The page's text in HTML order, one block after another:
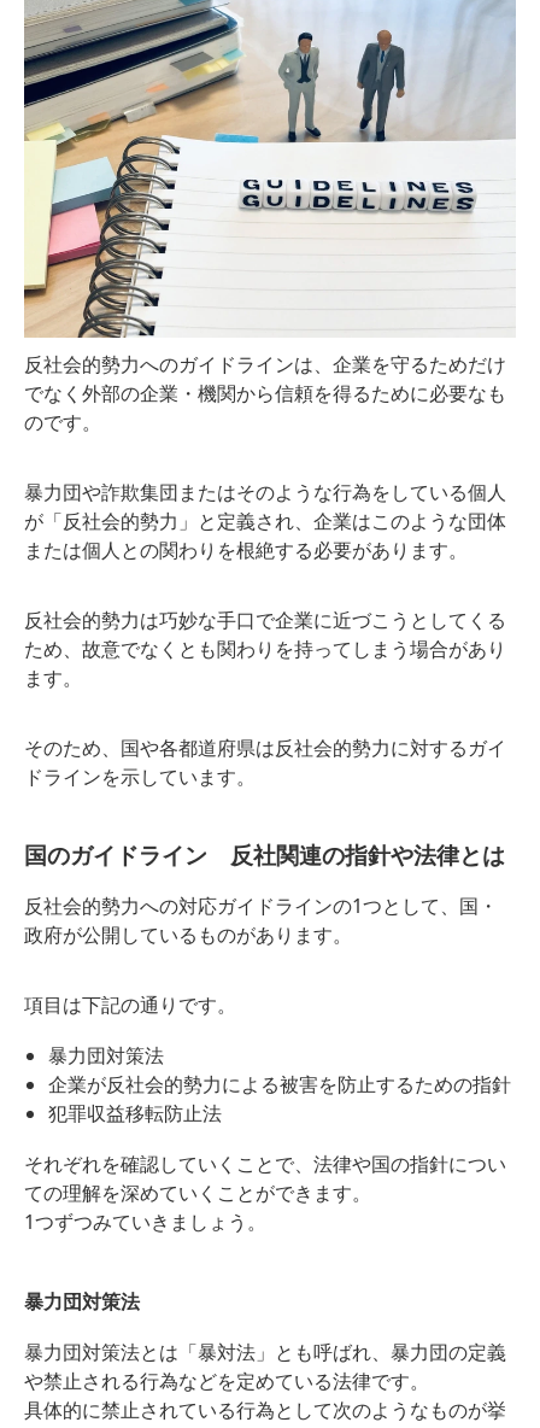
反社会的勢力へのガイドラインは、企業を守るためだけ
でなく外部の企業・機関から信頼を得るために必要なも
のです。
暴力団や詐欺集団またはそのような行為をしている個人
が「反社会的勢力」と定義され、企業はこのような団体
または個人との関わりを根絶する必要があります。
反社会的勢力は巧妙な手口で企業に近づこうとしてくる
ため、故意でなくとも関わりを持ってしまう場合があり
ます。
そのため、国や各都道府県は反社会的勢力に対するガイ
ドラインを示しています。
国のガイドライン 反社関連の指針や法律とは
反社会的勢力への対応ガイドラインの1つとして、国・
政府が公開しているものがあります。
項目は下記の通りです。
暴力団対策法
企業が反社会的勢力による被害を防止するための指針
犯罪収益移転防止法
それぞれを確認していくことで、法律や国の指針につい
ての理解を深めていくことができます。
1つずつみていきましょう。
暴力団対策法
暴力団対策法とは「暴対法」とも呼ばれ、暴力団の定義
や禁止される行為などを定めている法律です。
具体的に禁止されている行為として次のようなものが挙